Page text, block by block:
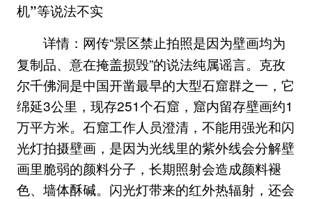
机”等说法不实
详情： 网传“景区禁止拍照是因为壁画均为
复制品、意在掩盖损毁”的说法纯属谣言。克孜
尔千佛洞是中国开凿最早的大型石窟群之一，它
绵延3公里，现存251个石窟，窟内留存壁画约1
万平方米。石窟工作人员澄清，不能用强光和闪
光灯拍摄壁画，是因为光线里的紫外线会分解壁
画里脆弱的颜料分子，长期照射会造成颜料褪
色、墙体酥碱。闪光灯带来的红外热辐射，还会